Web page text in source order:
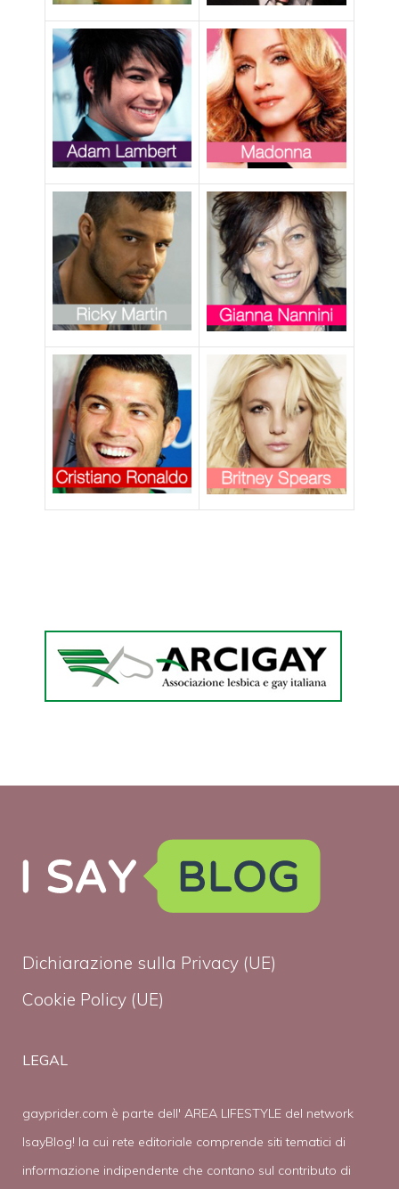
Dichiarazione sulla Privacy (UE)
Cookie Policy (UE)
LEGAL
gayprider.com è parte dell' AREA LIFESTYLE del network
IsayBlog! la cui rete editoriale comprende siti tematici di
informazione indipendente che contano sul contributo di